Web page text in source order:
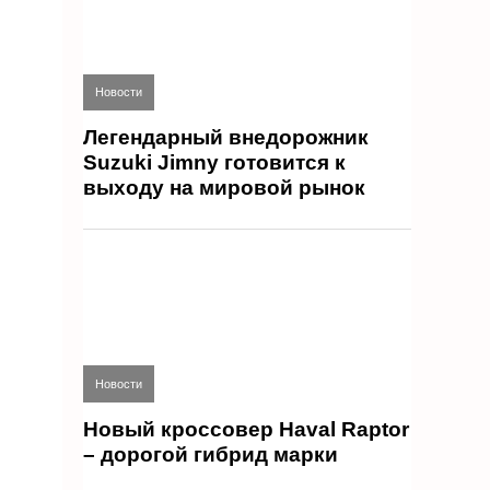
Новости
Легендарный внедорожник
Suzuki Jimny готовится к
выходу на мировой рынок
Новости
Новый кроссовер Haval Raptor
– дорогой гибрид марки